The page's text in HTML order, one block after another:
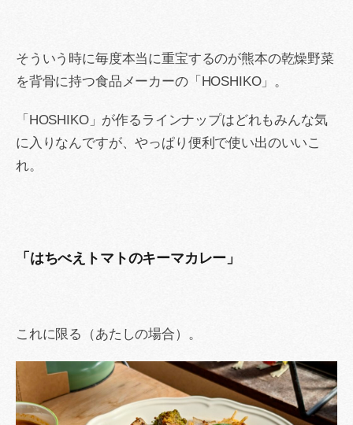
そういう時に毎度本当に重宝するのが熊本の乾燥野菜
を背骨に持つ食品メーカーの「HOSHIKO」。
「HOSHIKO」が作るラインナップはどれもみんな気
に入りなんですが、やっぱり便利で使い出のいいこ
れ。
「はちべえトマトのキーマカレー」
これに限る（あたしの場合）。